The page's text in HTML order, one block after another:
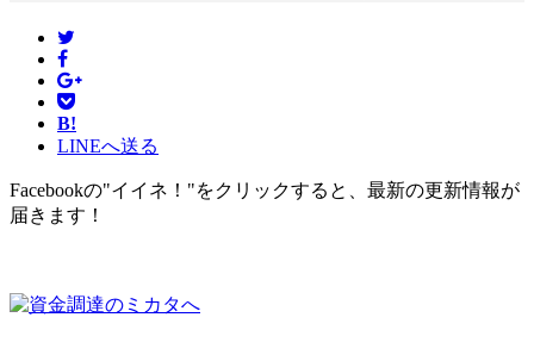
B!
LINEへ送る
Facebookの"イイネ！"をクリックすると、最新の更新情報が
届きます！